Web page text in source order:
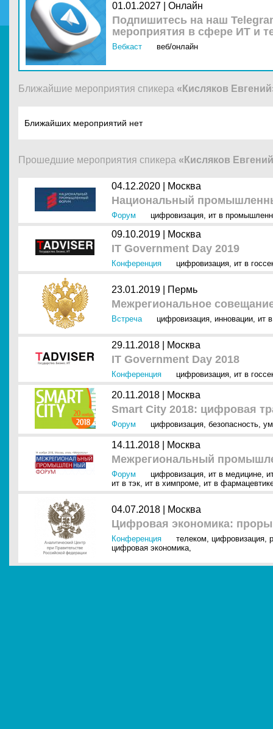
01.01.2027 | Онлайн
Подпишитесь на наш
мероприятия в сфере ИТ и
Вебкаст веб/онлайн
Ближайшие мероприятия спикера «Кисляков
Ближайших мероприятий нет
Прошедшие мероприятия спикера «Кисляков
04.12.2020 | Москва
Национальный
Форум цифровизация, ит в
09.10.2019 | Москва
IT Government Day 2019
Конференция цифровизация, ит в
23.01.2019 | Пермь
Межрегиональное
Встреча цифровизация, инновации, ит
29.11.2018 | Москва
IT Government Day 2018
Конференция цифровизация, ит в
20.11.2018 | Москва
Smart City 2018: цифровая
Форум цифровизация, безопасность,
14.11.2018 | Москва
Межрегиональный
Форум цифровизация, ит в медицине,
ит в тэк, ит в химпроме, ит в
04.07.2018 | Москва
Цифровая экономика:
Конференция телеком, цифровизация,
цифровая экономика,